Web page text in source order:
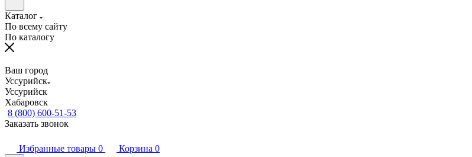
Каталог
По всему сайту
По каталогу
Ваш город
Уссурийск
Уссурийск
Хабаровск
8 (800) 600-51-53
Заказать звонок
Избранные товары 0 Корзина 0